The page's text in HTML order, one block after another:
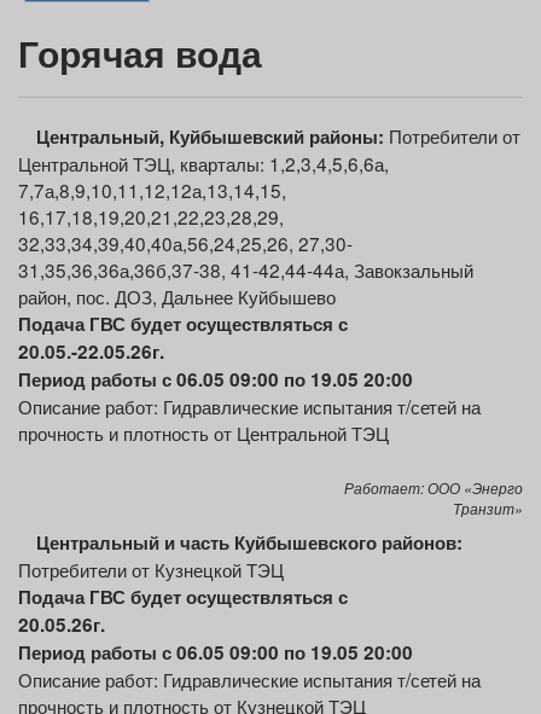
Товары Поздравления Погода
ТВ программа Я - пенсионер
Горячая вода
Центральный, Куйбышевский районы: Потребители от
Центральной ТЭЦ, кварталы: 1,2,3,4,5,6,6а,
7,7а,8,9,10,11,12,12а,13,14,15,
16,17,18,19,20,21,22,23,28,29,
32,33,34,39,40,40а,56,24,25,26, 27,30-
31,35,36,36а,36б,37-38, 41-42,44-44а, Завокзальный
район, пос. ДОЗ, Дальнее Куйбышево
Подача ГВС будет осуществляться с
20.05.-22.05.26г.
Период работы с 06.05 09:00 по 19.05 20:00
Описание работ: Гидравлические испытания т/сетей на
прочность и плотность от Центральной ТЭЦ
Работает: ООО «Энерго
Транзит»
Центральный и часть Куйбышевского районов:
Потребители от Кузнецкой ТЭЦ
Подача ГВС будет осуществляться с
20.05.26г.
Период работы с 06.05 09:00 по 19.05 20:00
Описание работ: Гидравлические испытания т/сетей на
прочность и плотность от Кузнецкой ТЭЦ